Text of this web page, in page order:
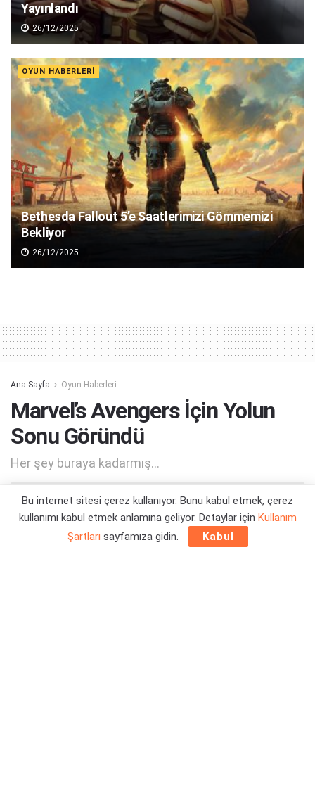
Yayınlandı
26/12/2025
OYUN HABERLERI
Bethesda Fallout 5’e Saatlerimizi Gömmemizi
Bekliyor
26/12/2025
Ana Sayfa Oyun Haberleri
Marvel’s Avengers İçin Yolun
Sonu Göründü
Her şey buraya kadarmış...
Yazar: Orçun Çavuşoğlu 27/01/2023 20:47
Bu internet sitesi çerez kullanıyor. Bunu kabul etmek, çerez
kullanımı kabul etmek anlamına geliyor. Detaylar için Kullanım
Şartları sayfamıza gidin. Kabul